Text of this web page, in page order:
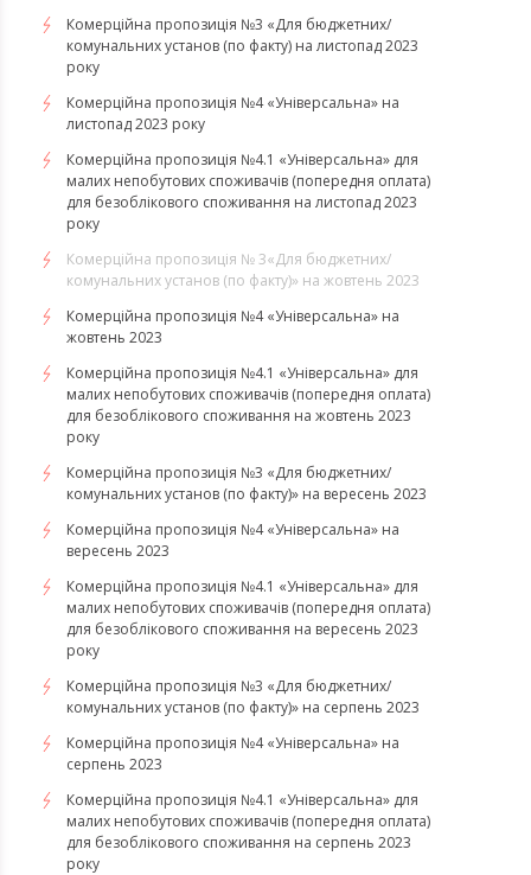
Комерційна пропозиція №3 «Для бюджетних/
комунальних установ (по факту) на листопад 2023
року
Комерційна пропозиція №4 «Універсальна» на
листопад 2023 року
Комерційна пропозиція №4.1 «Універсальна» для
малих непобутових споживачів (попередня оплата)
для безоблікового споживання на листопад 2023
року
Комерційна пропозиція № 3«Для бюджетних/
комунальних установ (по факту)» на жовтень 2023
Комерційна пропозиція №4 «Універсальна» на
жовтень 2023
Комерційна пропозиція №4.1 «Універсальна» для
малих непобутових споживачів (попередня оплата)
для безоблікового споживання на жовтень 2023
року
Комерційна пропозиція №3 «Для бюджетних/
комунальних установ (по факту)» на вересень 2023
Комерційна пропозиція №4 «Універсальна» на
вересень 2023
Комерційна пропозиція №4.1 «Універсальна» для
малих непобутових споживачів (попередня оплата)
для безоблікового споживання на вересень 2023
року
Комерційна пропозиція №3 «Для бюджетних/
комунальних установ (по факту)» на серпень 2023
Комерційна пропозиція №4 «Універсальна» на
серпень 2023
Комерційна пропозиція №4.1 «Універсальна» для
малих непобутових споживачів (попередня оплата)
для безоблікового споживання на серпень 2023
року